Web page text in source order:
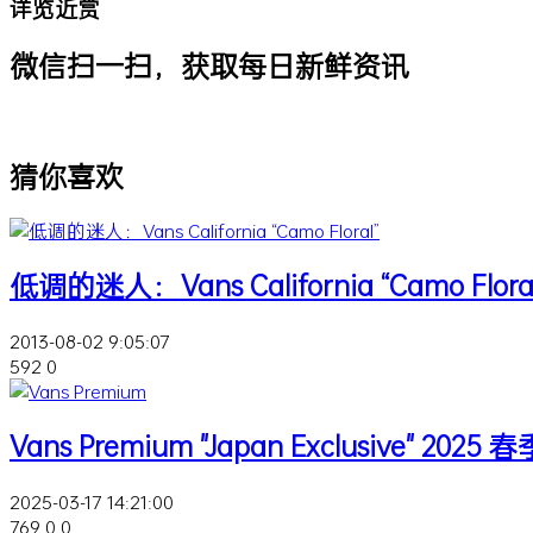
详览近赏
微信扫一扫，获取每日新鲜资讯
猜你喜欢
低调的迷人：Vans California “Camo
2013-08-02 9:05:07
592 0
Vans Premium "Japan Exclusive" 2025 春
2025-03-17 14:21:00
769 0 0